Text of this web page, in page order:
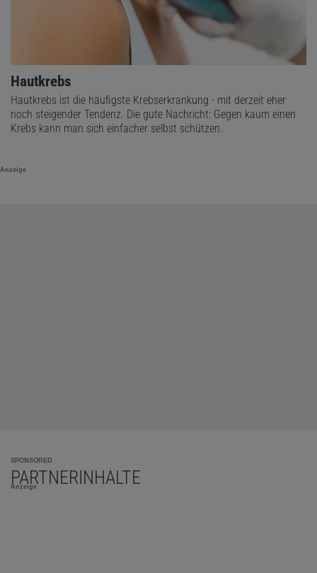
Hautkrebs
Hautkrebs ist die häufigste Krebserkrankung - mit derzeit eher
noch steigender Tendenz. Die gute Nachricht: Gegen kaum einen
Krebs kann man sich einfacher selbst schützen.
Anzeige
SPONSORED
PARTNERINHALTE
Anzeige